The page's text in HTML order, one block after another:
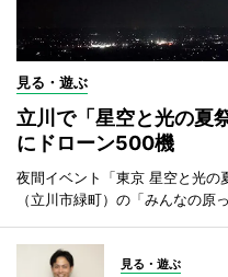
見る・遊ぶ
立川で「星空と光の
にドローン500機
夜間イベント「東京 星空と光
（立川市緑町）の「みんなの原
見る・遊ぶ